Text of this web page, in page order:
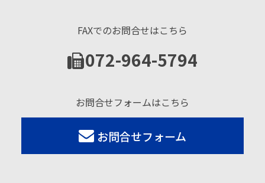
FAXでのお問合せはこちら
072-964-5794
お問合せフォームはこちら
お問合せフォーム